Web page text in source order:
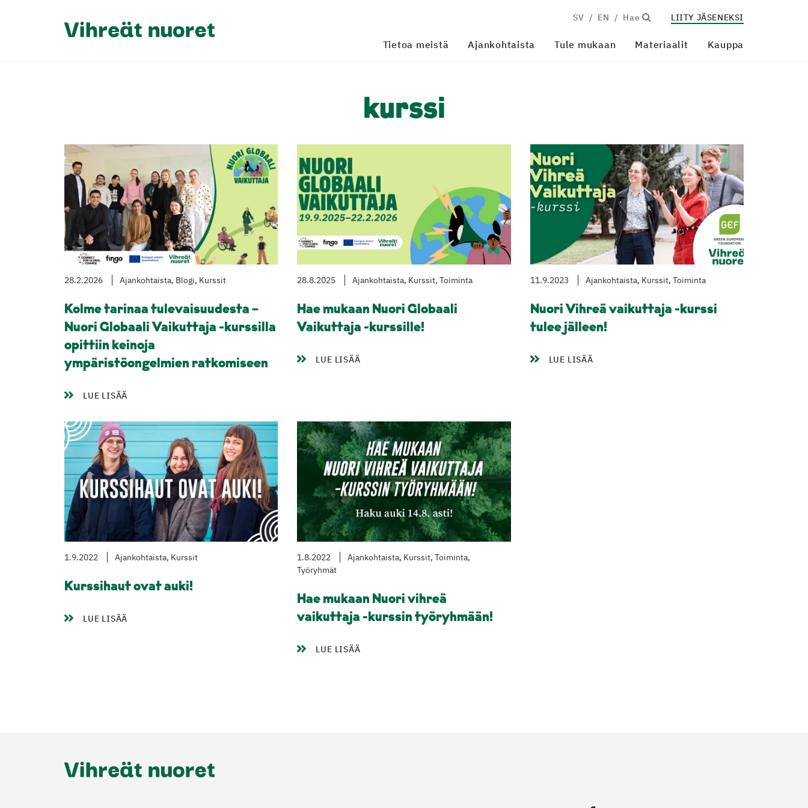
SV EN Hae LIITY JÄSENEKSI
Tietoa meistä Ajankohtaista Tule mukaan Materiaalit Kauppa
kurssi
28.2.2026 Ajankohtaista, Blogi, Kurssit
Kolme tarinaa tulevaisuudesta –
Nuori Globaali Vaikuttaja -kurssilla
opittiin keinoja
ympäristöongelmien ratkomiseen
LUE LISÄÄ
28.8.2025 Ajankohtaista, Kurssit, Toiminta
Hae mukaan Nuori Globaali
Vaikuttaja -kurssille!
LUE LISÄÄ
11.9.2023 Ajankohtaista, Kurssit, Toiminta
Nuori Vihreä vaikuttaja -kurssi
tulee jälleen!
LUE LISÄÄ
1.9.2022 Ajankohtaista, Kurssit
Kurssihaut ovat auki!
LUE LISÄÄ
1.8.2022
Ajankohtaista, Kurssit, Toiminta,
Työryhmät
Hae mukaan Nuori vihreä
vaikuttaja -kurssin työryhmään!
LUE LISÄÄ